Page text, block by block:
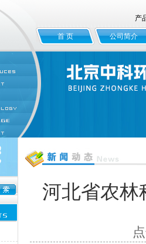
产
首 页 公司简介
河北省农林